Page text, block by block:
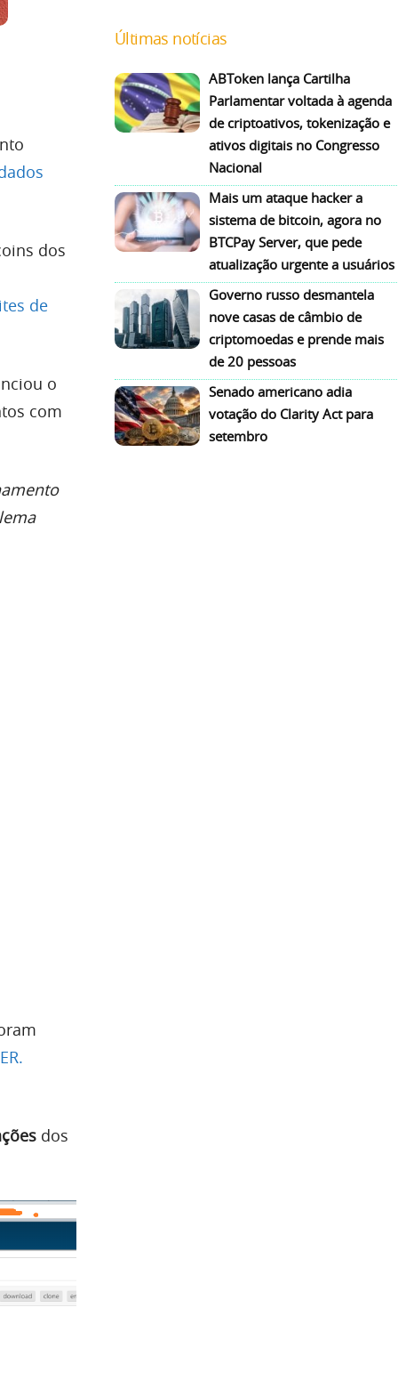
dos
de
o
com
dos
Últimas notícias
ABToken lança Cartilha
Parlamentar voltada à agenda
de criptoativos, tokenização e
ativos digitais no Congresso
Nacional
Mais um ataque hacker a
sistema de bitcoin, agora no
BTCPay Server, que pede
atualização urgente a usuários
Governo russo desmantela
nove casas de câmbio de
criptomoedas e prende mais
de 20 pessoas
Senado americano adia
votação do Clarity Act para
setembro